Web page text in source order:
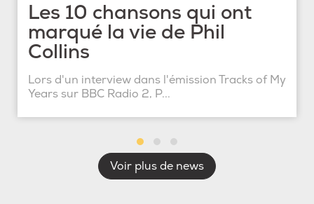
Les 10 chansons qui ont
marqué la vie de Phil
Collins
Lors d'un interview dans l'émission Tracks of My
Years sur BBC Radio 2, P...
Voir plus de news